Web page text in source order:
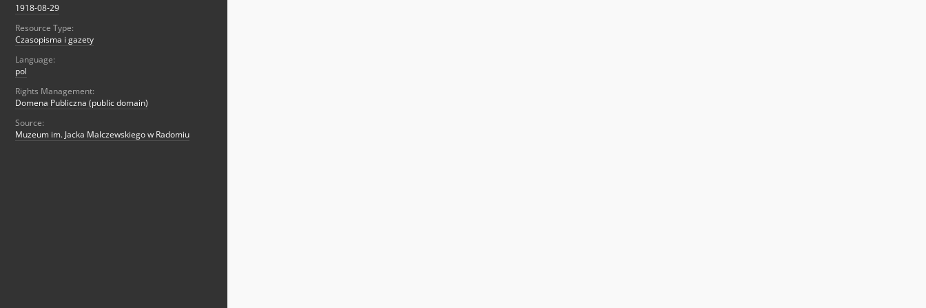
1918-08-29
Resource Type:
Czasopisma i gazety
Language:
pol
Rights Management:
Domena Publiczna (public domain)
Source:
Muzeum im. Jacka Malczewskiego w Radomiu